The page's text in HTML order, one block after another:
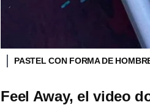
PASTEL CON FORMA DE
Feel Away, el video